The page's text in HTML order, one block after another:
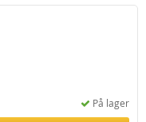
På lager